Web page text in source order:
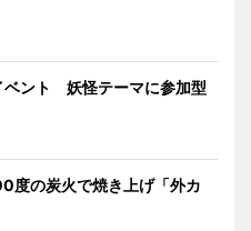
ベント 妖怪テーマに参加型
の炭火で焼き上げ「外カ